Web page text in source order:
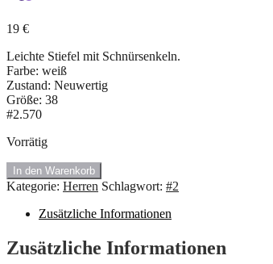
19 €
Leichte Stiefel mit Schnürsenkeln.
Farbe: weiß
Zustand: Neuwertig
Größe: 38
#2.570
Vorrätig
#2.570
Stiefel.
38
In den Warenkorb
Kategorie: Herren Schlagwort: #2
Zusätzliche Informationen
Zusätzliche Informationen